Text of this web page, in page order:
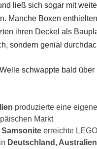
ließ sich sogar mit
Manche Boxen
ihren Deckel als
sondern genial
schwappte bald
produzierte eine
Markt
Samsonite erreichte
Deutschland,